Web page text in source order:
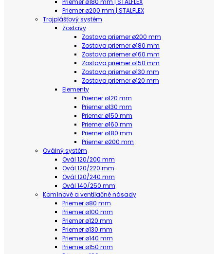
Priemer ø180 mm | STALFLEX
Priemer ø200 mm | STALFLEX
Trojplášťový systém
Zostavy
Zostava priemer ø200 mm
Zostava priemer ø180 mm
Zostava priemer ø160 mm
Zostava priemer ø150 mm
Zostava priemer ø130 mm
Zostava priemer ø120 mm
Elementy
Priemer ø120 mm
Priemer ø130 mm
Priemer ø150 mm
Priemer ø160 mm
Priemer ø180 mm
Priemer ø200 mm
Oválný systém
Ovál 120/200 mm
Ovál 120/220 mm
Ovál 120/240 mm
Ovál 140/250 mm
Komínové a ventilačné násady
Priemer ø80 mm
Priemer ø100 mm
Priemer ø120 mm
Priemer ø130 mm
Priemer ø140 mm
Priemer ø150 mm